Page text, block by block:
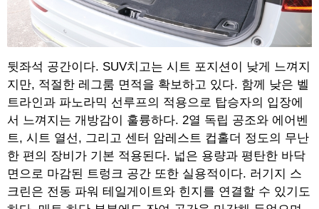
뒷좌석 공간이다. SUV치고는 시트 포지션이 낮게 느껴지
지만, 적절한 레그룸 면적을 확보하고 있다. 함께 낮은 벨
트라인과 파노라믹 선루프의 적용으로 탑승자의 입장에
서 느껴지는 개방감이 훌륭하다. 2열 독립 공조와 에어벤
트, 시트 열선, 그리고 센터 암레스트 컵홀더 정도의 무난
한 편의 장비가 기본 적용된다. 넓은 용량과 평탄한 바닥
면으로 마감된 트렁크 공간 또한 실용적이다. 러기지 스
크린은 전동 파워 테일게이트와 힌지를 연결할 수 있기도